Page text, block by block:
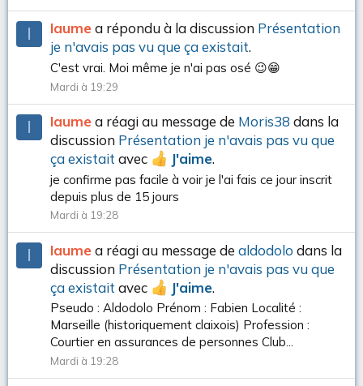
I Iaumea répondu à la discussion Présentation
je n'avais pas vu que ça existait.
C'est vrai. Moi même je n'ai pas osé 😉😁
Mardi à 19:29
I Iaumea réagi au message de Moris38 dans la
discussion Présentation je n'avais pas vu que
ça existait avec J'aime.
je confirme pas facile à voir je l'ai fais ce jour inscrit
depuis plus de 15 jours
Mardi à 19:28
I Iaumea réagi au message de aldodolo dans la
discussion Présentation je n'avais pas vu que
ça existait avec J'aime.
Pseudo : Aldodolo Prénom : Fabien Localité :
Marseille (historiquement claixois) Profession :
Courtier en assurances de personnes Club...
Mardi à 19:28